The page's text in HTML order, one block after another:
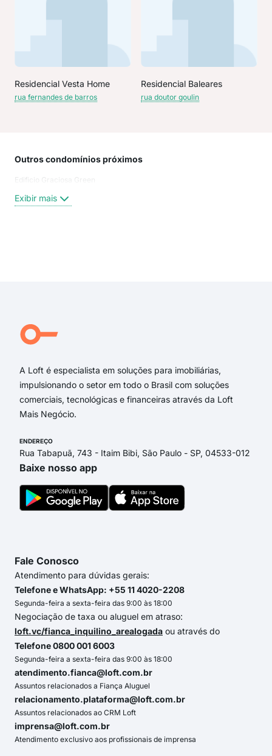
Residencial Vesta Home
rua fernandes de barros
Residencial Baleares
rua doutor goulin
Outros condomínios próximos
Edificio Graciosa Green
Exibir mais
A Loft é especialista em soluções para imobiliárias,
impulsionando o setor em todo o Brasil com soluções
comerciais, tecnológicas e financeiras através da Loft
Mais Negócio.
ENDEREÇO
Rua Tabapuã, 743 - Itaim Bibi, São Paulo - SP, 04533-012
Baixe nosso app
Fale Conosco
Atendimento para dúvidas gerais:
Telefone e WhatsApp: +55 11 4020-2208
Segunda-feira a sexta-feira das 9:00 às 18:00
Negociação de taxa ou aluguel em atraso:
loft.vc/fianca_inquilino_arealogada ou através do
Telefone 0800 001 6003
Segunda-feira a sexta-feira das 9:00 às 18:00
atendimento.fianca@loft.com.br
Assuntos relacionados a Fiança Aluguel
relacionamento.plataforma@loft.com.br
Assuntos relacionados ao CRM Loft
imprensa@loft.com.br
Atendimento exclusivo aos profissionais de imprensa